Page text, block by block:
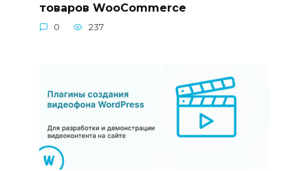
товаров WooCommerce
0 237